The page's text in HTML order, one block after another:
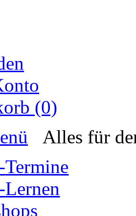
(0)
Alles für
Termine
Lernen